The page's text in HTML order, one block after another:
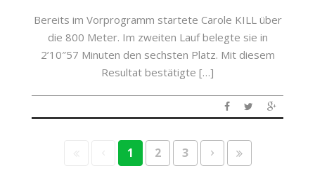
Bereits im Vorprogramm startete Carole KILL über
die 800 Meter. Im zweiten Lauf belegte sie in
2’10″57 Minuten den sechsten Platz. Mit diesem
Resultat bestätigte […]
1 2 3